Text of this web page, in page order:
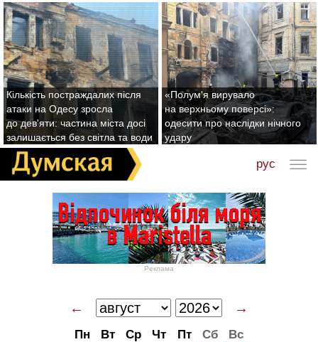
Кількість постраждалих після
атаки на Одесу зросла
до дев'яти: частина міста досі
залишається без світла та води
«Полум'я вирувало
на верхньому поверсі»:
одесити про наслідки нічного
удару
рус
Реклама
← →
Пн Вт Ср Чт Пт Сб
Вс